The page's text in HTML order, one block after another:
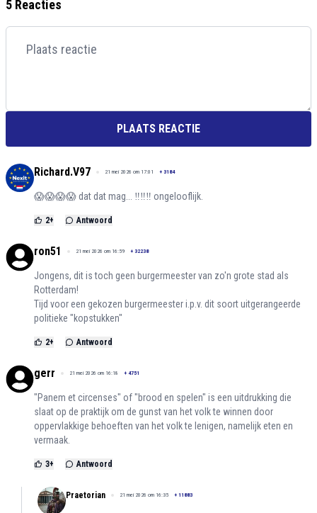
5 Reacties
PLAATS REACTIE
Richard.V97 21 mei 2026 om 17:01 + 3184
😱😱😱😱 dat dat mag... ‼️‼️‼️ ongelooflijk.
2+ Antwoord
ron51 21 mei 2026 om 16:59 + 32238
Jongens, dit is toch geen burgermeester van zo'n grote stad als
Rotterdam!
Tijd voor een gekozen burgermeester i.p.v. dit soort uitgerangeerde
politieke "kopstukken"
2+ Antwoord
gerr 21 mei 2026 om 16:18 + 4751
"Panem et circenses" of "brood en spelen" is een uitdrukking die
slaat op de praktijk om de gunst van het volk te winnen door
oppervlakkige behoeften van het volk te lenigen, namelijk eten en
vermaak.
3+ Antwoord
Praetorian 21 mei 2026 om 16:35 + 11883